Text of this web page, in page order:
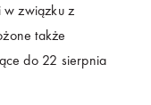
związku z
także
do 22 sierpnia